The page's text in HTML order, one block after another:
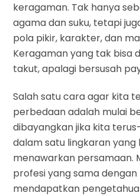
keragaman. Tak hanya
agama dan suku, tetapi
pola pikir, karakter, dan
Keragaman yang tak bisa
takut, apalagi bersusah
Salah satu cara agar kita
perbedaan adalah mulai
dibayangkan jika kita
dalam satu lingkaran yang
menawarkan persamaan.
profesi yang sama dengan
mendapatkan